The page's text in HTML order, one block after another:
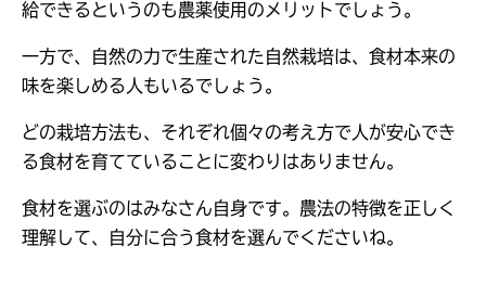
給できるというのも農薬使用のメリットでしょう。
一方で、自然の力で生産された自然栽培は、食材本来の
味を楽しめる人もいるでしょう。
どの栽培方法も、それぞれ個々の考え方で人が安心でき
る食材を育てていることに変わりはありません。
食材を選ぶのはみなさん自身です。農法の特徴を正しく
理解して、自分に合う食材を選んでくださいね。